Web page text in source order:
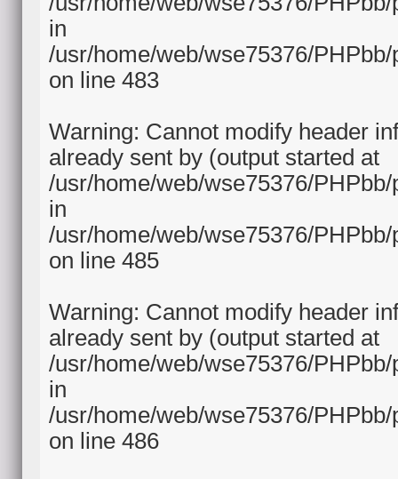
in
/usr/home/web/wse75376/
on line 483
Warning: Cannot modify header
already sent by (output started at
/usr/home/web/wse75376/
in
/usr/home/web/wse75376/
on line 485
Warning: Cannot modify header
already sent by (output started at
/usr/home/web/wse75376/
in
/usr/home/web/wse75376/
on line 486